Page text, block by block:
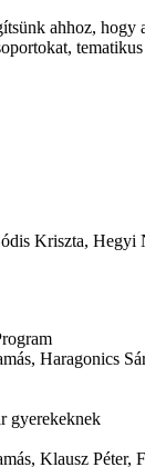
ahhoz,
Kriszta,
Haragonics
gyerekeknek
Klausz